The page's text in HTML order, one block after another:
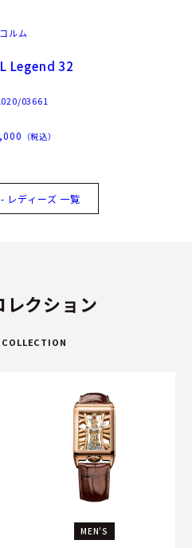
コルム
Legend 32
03661
（税込）
レディーズ 一覧
レクション
MEN'S